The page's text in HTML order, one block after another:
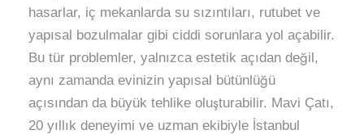
hasarlar, iç mekanlarda su sızıntıları, rutubet ve
yapısal bozulmalar gibi ciddi sorunlara yol açabilir.
Bu tür problemler, yalnızca estetik açıdan değil,
aynı zamanda evinizin yapısal bütünlüğü
açısından da büyük tehlike oluşturabilir. Mavi Çatı,
20 yıllık deneyimi ve uzman ekibiyle İstanbul